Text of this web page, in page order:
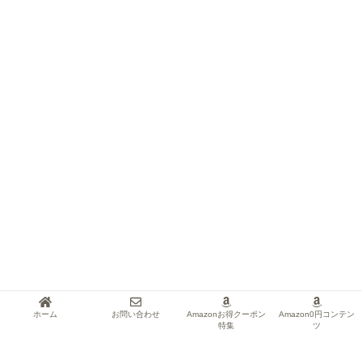
ホーム お問い合わせ
Amazonお得クーポン
特集
Amazon0円コンテン
ツ